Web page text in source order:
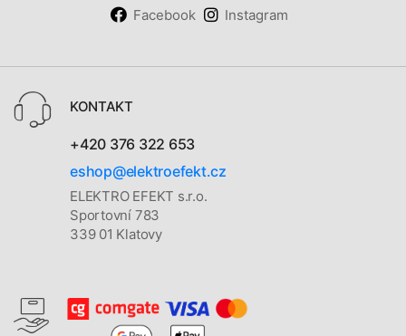
Facebook Instagram
KONTAKT
+420 376 322 653
eshop@elektroefekt.cz
ELEKTRO EFEKT s.r.o.
Sportovní 783
339 01 Klatovy